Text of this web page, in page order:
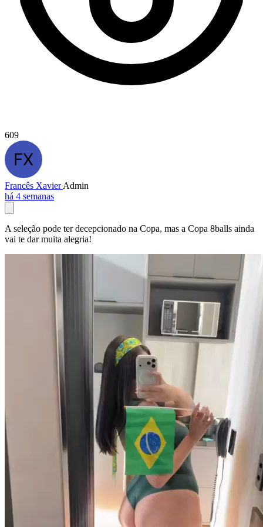
609
Francês XavierAdmin
há 4 semanas
A seleção pode ter decepcionado na Copa, mas a Copa 8balls ainda
vai te dar muita alegria!